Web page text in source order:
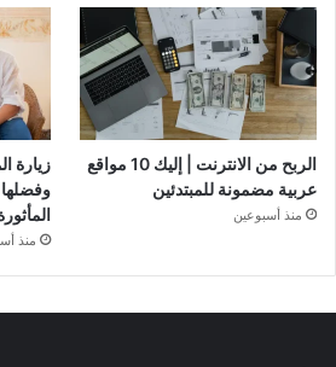
الربح من الانترنت | إليك 10 مواقع
عربية مضمونة للمبتدئين
منذ أسبوعين
زيارة
وفضلها
منذ